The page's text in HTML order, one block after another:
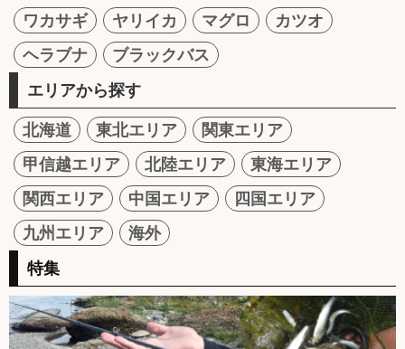
ワカサギ
ヤリイカ マグロ
カツオ
ヘラブナ
ブラックバス
エリアから探す
北海道 東北エリア
関東エリア
甲信越エリア
北陸エリア
東海エリア
関西エリア
中国エリア
四国エリア
九州エリア
海外
特集